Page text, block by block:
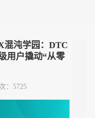
X混沌学园：DTC
级用户撬动“从零